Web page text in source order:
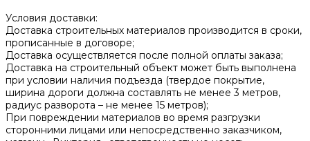
Условия доставки:
Доставка строительных материалов производится в сроки,
прописанные в договоре;
Доставка осуществляется после полной оплаты заказа;
Доставка на строительный объект может быть выполнена
при условии наличия подъезда (твердое покрытие,
ширина дороги должна составлять не менее 3 метров,
радиус разворота – не менее 15 метров);
При повреждении материалов во время разгрузки
сторонними лицами или непосредственно заказчиком,